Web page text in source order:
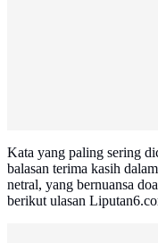
Kata yang paling sering
balasan terima kasih
netral, yang bernuansa
berikut ulasan